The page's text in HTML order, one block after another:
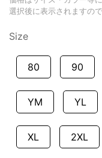
選択後に表示されますの
Size
80 90
YM YL
XL 2XL